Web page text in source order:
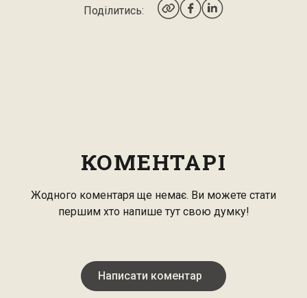
Поділитись:
КОМЕНТАРІ
Жодного коментаря ще немає. Ви можете стати
першим хто напише тут свою думку!
Написати коментар